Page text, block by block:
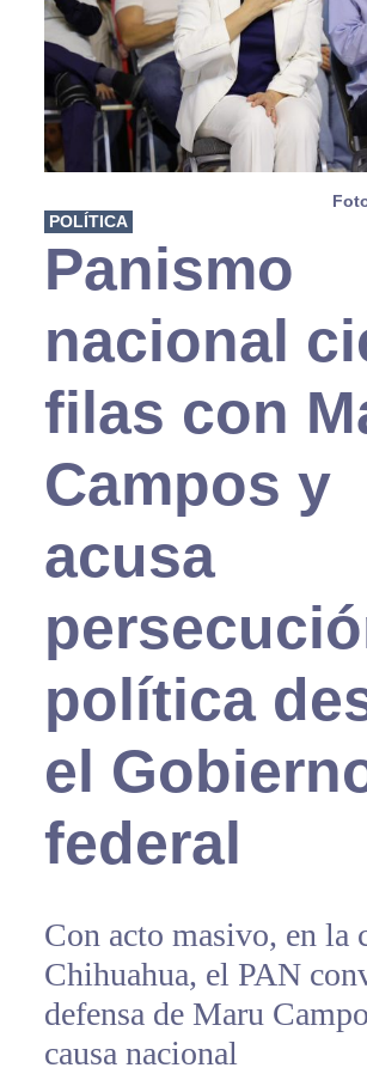
POLÍTICA
Panismo
nacional
filas con
Campos y
acusa
política
el
federal
Con acto masivo, en la
Chihuahua, el PAN
defensa de Maru
causa nacional